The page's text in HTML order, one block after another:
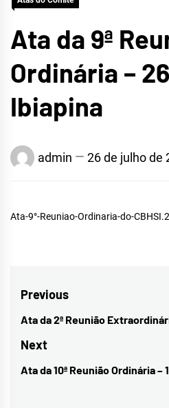
Ata da 9ª
Ordinária –
Ibiapina
admin 26 de julho de
Ata-9°-Reuniao-Ordinaria-do-
Navegação
de
Post
Previous
Previous
post:
Ata da 2ª Reunião
Next
Next
Ata da 10ª Reunião Ordinária –